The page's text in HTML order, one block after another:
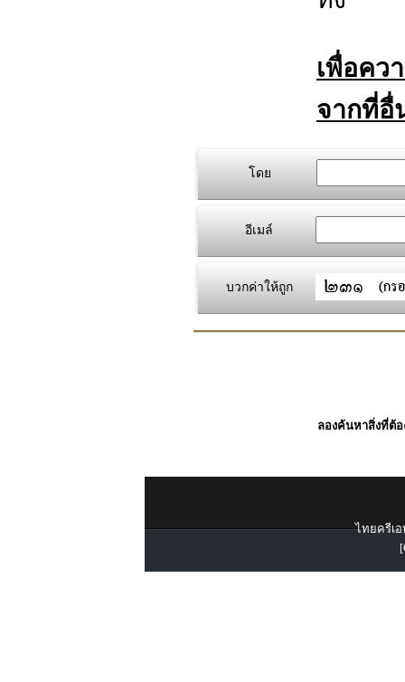
เพื่อคว
จากที่อื่
โดย
อีเมล์
บวกค่าให้ถูก
ลองค้นหาสิ่งที่ต้อ
ไทยครีเอ
[